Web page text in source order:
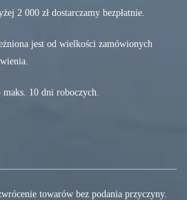
2 000 zł dostarczamy bezpłatnie.
jest od wielkości zamówionych
10 dni roboczych.
towarów bez podania przyczyny.